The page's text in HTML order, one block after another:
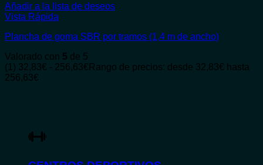
Añadir a la lista de deseos
Vista Rápida
Plancha de goma SBR por tramos (1,4 m de ancho)
Valorado con 5 de 5
(1) 32,83€ - 256,63€ Rango de precios: desde 32,83€ hasta
256,63€